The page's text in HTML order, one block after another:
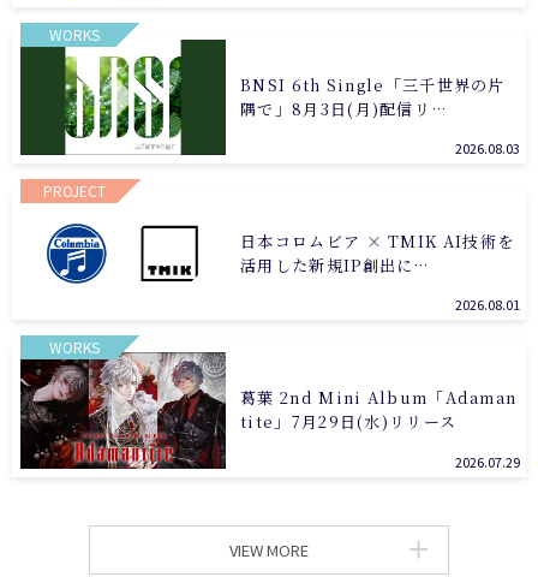
WORKS
BNSI 6th Single「三千世界の片
隅で」8月3日(月)配信リ…
2026.08.03
PROJECT
日本コロムビア × TMIK AI技術を
活用した新規IP創出に…
2026.08.01
WORKS
葛葉 2nd Mini Album「Adaman
tite」7月29日(水)リリース
2026.07.29
VIEW MORE